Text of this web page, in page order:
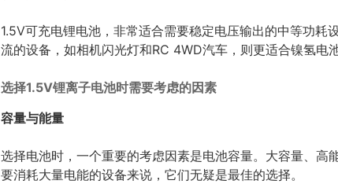
1.5V可充电锂电池，非常适合需要稳定电压输出的中等功
流的设备，如相机闪光灯和RC 4WD汽车，则更适合镍氢电
选择1.5V锂离子电池时需要考虑的因素
容量与能量
选择电池时，一个重要的考虑因素是电池容量。大容量、
要消耗大量电能的设备来说，它们无疑是最佳的选择。